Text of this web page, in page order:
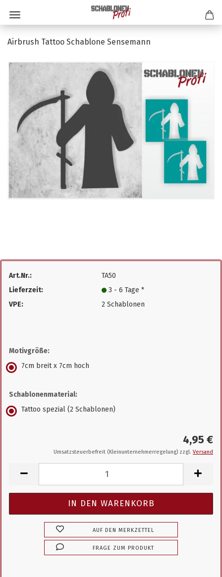
Airbrush Tattoo Schablone Sensemann
Art.Nr.:
TA50
Lieferzeit:
3 - 6 Tage *
VPE:
2 Schablonen
Motivgröße:
7cm breit x 7cm hoch
Schablonenmaterial:
Tattoo spezial (2 Schablonen)
4,95 €
Umsatzsteuerbefreit (Kleinunternehmerregelung) zzgl. Versand
AUF DEN MERKZETTEL
FRAGE ZUM PRODUKT